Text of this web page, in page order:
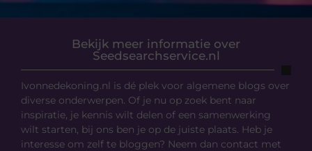
Bekijk meer informatie over
Seedsearchservice.nl
Ivonnedekoning.nl is dé plek voor algemene blogs over
diverse onderwerpen. Of je nu op zoek bent naar
inspiratie, je kennis wilt delen of een samenwerking
wilt starten, bij ons ben je op de juiste plaats. Heb je
interesse om zelf te bloggen? Neem dan contact met